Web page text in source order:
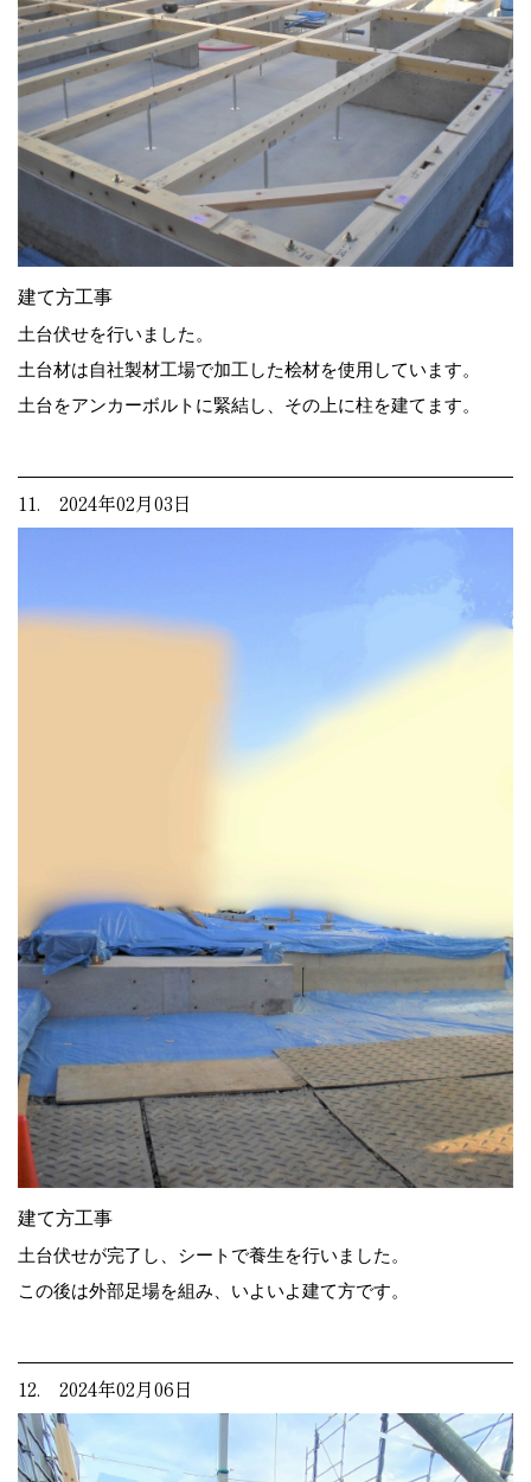
建て方工事
土台伏せを行いました。
土台材は自社製材工場で加工した桧材を使用しています。
土台をアンカーボルトに緊結し、その上に柱を建てます。
11. 2024年02月03日
建て方工事
土台伏せが完了し、シートで養生を行いました。
この後は外部足場を組み、いよいよ建て方です。
12. 2024年02月06日